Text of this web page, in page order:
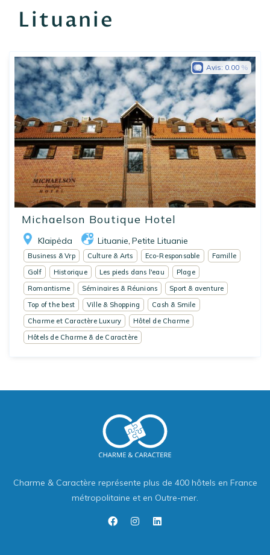
Lituanie
Michaelson Boutique Hotel
Klaipėda Lituanie Petite Lituanie
Avis: 0.00
Business & Vrp Culture & Arts Eco-Responsable
Famille
Golf
Historique Les pieds dans l'eau
Plage
Romantisme
Séminaires & Réunions
Sport & aventure
Top of the best
Ville & Shopping
Cash & Smile
Charme et Caractère Luxury
Hôtel de Charme
Hôtels de Charme & de Caractère
Charme & Caractère représente plus de 400 hôtels en France
métropolitaine et en Outre-mer.